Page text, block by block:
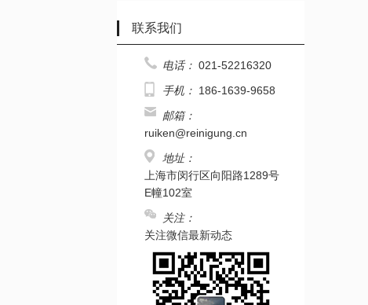
联系我们
电话： 021-52216320
手机： 186-1639-9658
邮箱：
ruiken@reinigung.cn
地址：
上海市闵行区向阳路1289号
E幢102室
关注：
关注微信最新动态